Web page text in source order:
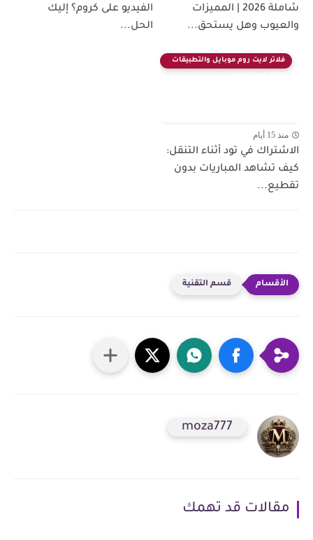
شاملة 2026 | المميزات
والعيوب وهل يستحق...
الفيديو على كروم؟ إليك
الحل...
فلاتر لايت روم موبايل والتطبيقات
منذ 15 أيام
الاشتراك في تود أثناء التنقل:
كيف تشاهد المباريات بدون
تقطيع...
قسم التقنية
moza777
مقالات قد تهمك